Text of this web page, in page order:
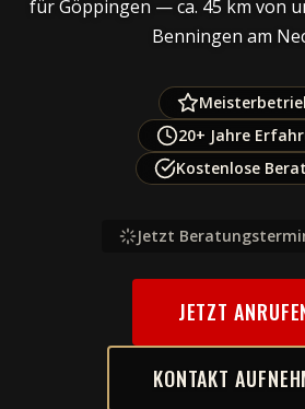
für Göppingen — ca. 45 km von
Benningen am
20+ Jahre
Kostenlose
Jetzt
JETZT
KONTAKT